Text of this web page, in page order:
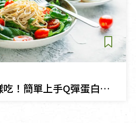
低熱量干絲這樣吃！簡單上手Q彈蛋白質料理